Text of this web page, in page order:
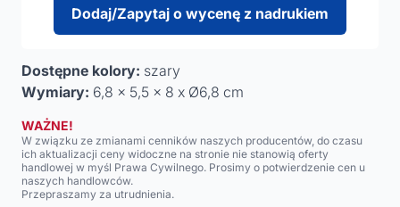
Dodaj/Zapytaj o wycenę z nadrukiem
Dostępne kolory: szary
Wymiary: 6,8 x 5,5 x 8 x Ø6,8 cm
WAŻNE!
W związku ze zmianami cenników naszych producentów, do czasu
ich aktualizacji ceny widoczne na stronie nie stanowią oferty
handlowej w myśl Prawa Cywilnego. Prosimy o potwierdzenie cen u
naszych handlowców.
Przepraszamy za utrudnienia.